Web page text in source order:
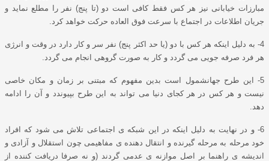
مبارزات خیابانی نیز هر کس فقط کافی است دو (تا پنج) نفر را مطلع نماید و
جریان اطلاعات در اجتماع با سرعت فوق العاده حرکت خواهد کرد.
4- به دلیل اینکه هر کس با دو (یا حد اکثر پنج) نفر سر و کار دارد در وقت و انرژی
هر فرد صرفه جویی می گردد و کار به صورت گروهی انجام می گردد.
5- این طرح جهانشمول است بدین مفهوم که مبتنی بر زمان و مکان خاصی
نیست و هر کس در هر کجای دنیا می تواند به این طرح بپیوندد و آن را ادامه
دهد.
6- و در نهایت به دلیل اینکه در این شبکه ی اجتماعی تلاش می شود که افراد
خود مرحله به مرحله گیرنده و انتقال دهنده ی مفاهیمی چون استقلال و آزادی و
اندیشه ی راهنما بر اصل موازنه ی عدمی گردند (و نه صرفا دریافت کننده از